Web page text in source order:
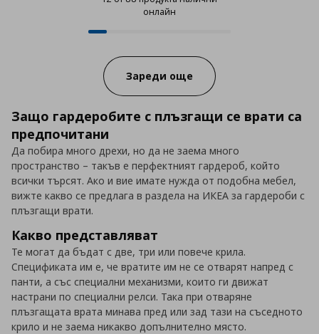
онлайн
12 от 88 продукта налични
Progress:
Зареди още
Защо гардеробите с плъзгащи се врати са
предпочитани
Да побира много дрехи, но да не заема много
пространство – такъв е перфектният гардероб, който
всички търсят. Ако и вие имате нужда от подобна мебел,
вижте какво се предлага в раздела на ИКЕА за гардероби с
плъзгащи врати.
Какво представляват
Те могат да бъдат с две, три или повече крила.
Спецификата им е, че вратите им не се отварят напред с
панти, а със специални механизми, които ги движат
настрани по специални релси. Така при отваряне
плъзгащата врата минава пред или зад тази на съседното
крило и не заема никакво допълнително място.